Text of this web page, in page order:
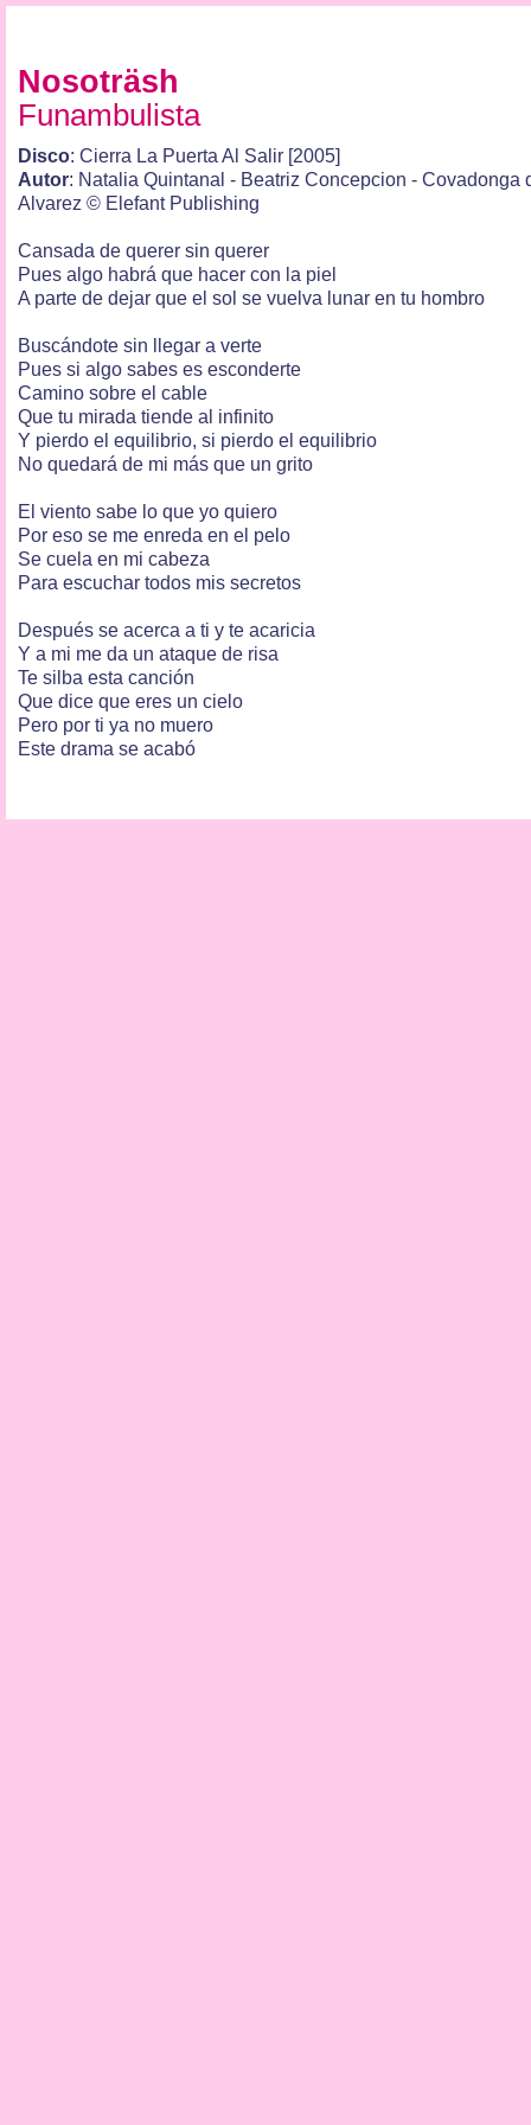
Nosoträsh
Funambulista
Disco: Cierra La Puerta Al Salir [2005]
Autor: Natalia Quintanal - Beatriz Concepcion - Covadonga
Alvarez © Elefant Publishing
Cansada de querer sin querer
Pues algo habrá que hacer con la piel
A parte de dejar que el sol se vuelva lunar en tu hombro
Buscándote sin llegar a verte
Pues si algo sabes es esconderte
Camino sobre el cable
Que tu mirada tiende al infinito
Y pierdo el equilibrio, si pierdo el equilibrio
No quedará de mi más que un grito
El viento sabe lo que yo quiero
Por eso se me enreda en el pelo
Se cuela en mi cabeza
Para escuchar todos mis secretos
Después se acerca a ti y te acaricia
Y a mi me da un ataque de risa
Te silba esta canción
Que dice que eres un cielo
Pero por ti ya no muero
Este drama se acabó